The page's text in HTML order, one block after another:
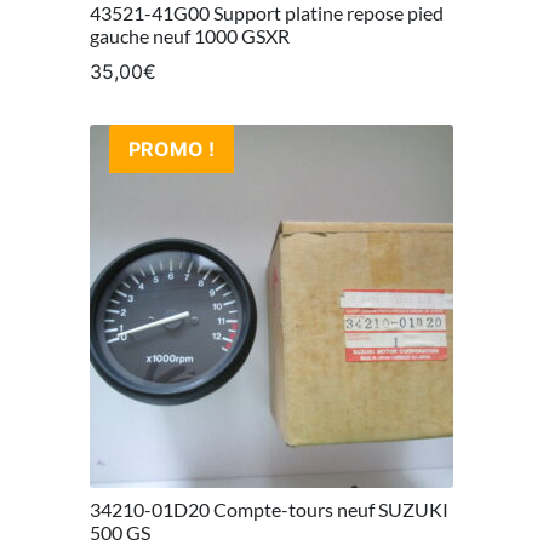
43521-41G00 Support platine repose pied
gauche neuf 1000 GSXR
35,00€
PROMO !
34210-01D20 Compte-tours neuf SUZUKI
500 GS